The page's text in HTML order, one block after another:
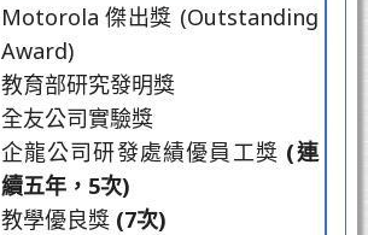
Motorola 傑出獎 (Outstanding
Award)
教育部研究發明獎
全友公司實驗獎
企龍公司研發處績優員工獎 (連
續五年，5次)
教學優良獎 (7次)